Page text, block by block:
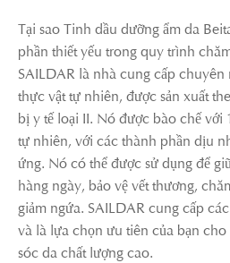
Tại sao Tinh dầu dưỡng ẩm da
phần thiết yếu trong quy trình
SAILDAR là nhà cung cấp
thực vật tự nhiên, được sản xuất
bị y tế loại II. Nó được bào chế với
tự nhiên, với các thành phần dịu
ứng. Nó có thể được sử dụng để
hàng ngày, bảo vệ vết thương,
giảm ngứa. SAILDAR cung cấp
và là lựa chọn ưu tiên của bạn
sóc da chất lượng cao.